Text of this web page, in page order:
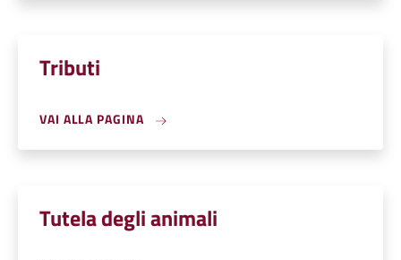
Tributi
VAI ALLA PAGINA
Tutela degli animali